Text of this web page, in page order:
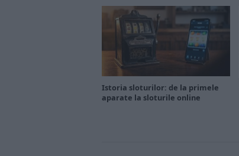
Istoria sloturilor: de la primele
aparate la sloturile online